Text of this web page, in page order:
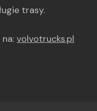
trasy.
volvotrucks.pl